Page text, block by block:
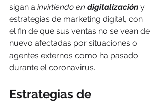
sigan a invirtiendo en digitalización y
estrategias de marketing digital, con
el fin de que sus ventas no se vean de
nuevo afectadas por situaciones o
agentes externos como ha pasado
durante el coronavirus.
Estrategias de